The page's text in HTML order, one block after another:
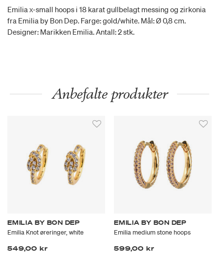
Emilia x-small hoops i 18 karat gullbelagt messing og zirkonia
fra Emilia by Bon Dep. Farge: gold/white. Mål: Ø 0,8 cm.
Designer: Marikken Emilia. Antall: 2 stk.
Anbefalte produkter
EMILIA BY BON DEP
Emilia Knot øreringer, white
549,00 kr
EMILIA BY BON DEP
Emilia medium stone hoops
599,00 kr